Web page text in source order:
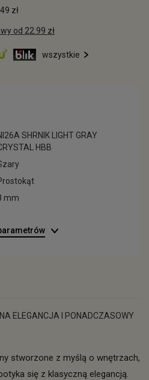
zł
od 22.99 zł
wszystkie
SHRNIK LIGHT GRAY
HBB
mm
ELEGANCJA I PONADCZASOWY
stworzone z myślą o wnętrzach,
się z klasyczną elegancją.